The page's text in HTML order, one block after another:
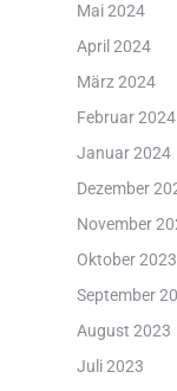
Mai 2024
April 2024
März 2024
Februar 2024
Januar 2024
Dezember
November
Oktober 2023
September
August 2023
Juli 2023